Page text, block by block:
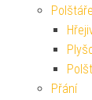
Přání